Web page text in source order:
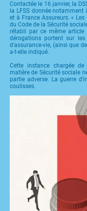
Contactée le 16 janvier, la
la LFSS donnée
et à France Assureurs. «
du Code de la Sécurité
rétabli par ce même article
dérogations portent sur
d'assurance-vie, (ainsi que
a-t-elle indiqué.
Cette instance chargée
matière de Sécurité sociale
partie adverse. La guerre
coulisses.